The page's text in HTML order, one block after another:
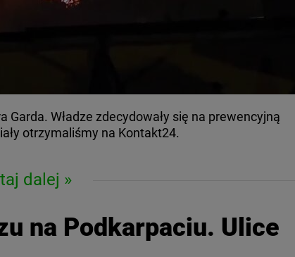
dalej
Garda. Władze zdecydowały się na prewencyjną
otrzymaliśmy na Kontakt24.
na Podkarpaciu. Ulice